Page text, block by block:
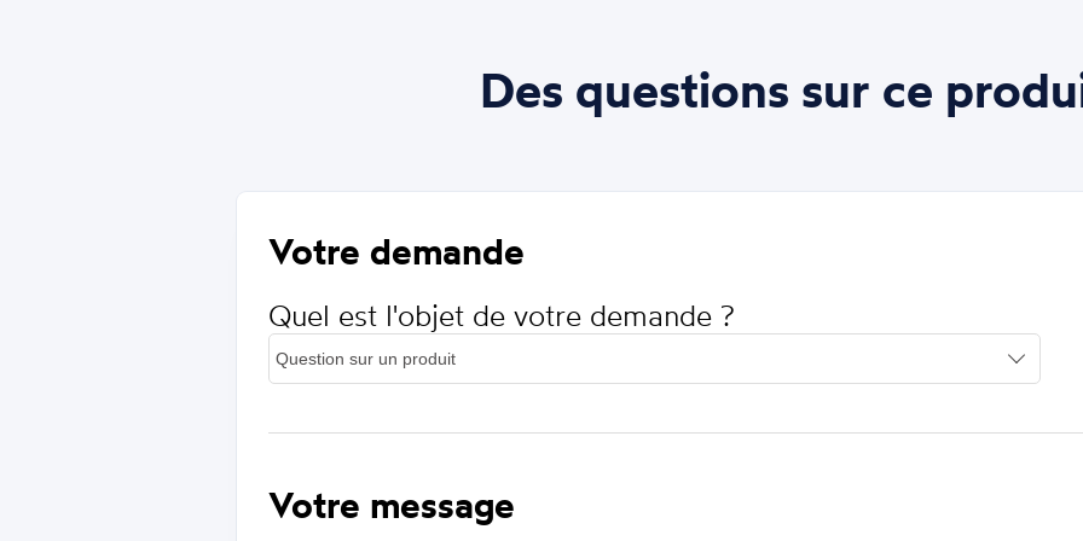
Des questions sur ce
Votre demande
Quel est l'objet de votre demande ?
Votre message